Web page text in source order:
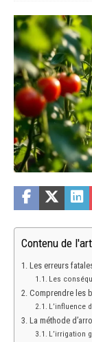
Contenu de
Les erreurs
Les
Comprendre les
L’influence
La méthode
L’irrigation